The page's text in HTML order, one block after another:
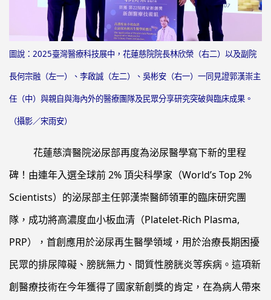
2024.09.01 臺灣嵌合抗原受體 T
細胞(CAR-T)治療認證學分班
2024.07.21 癌症新療法 認識免
疫療法與免疫細胞CAR-T療法
公告衛福部113年5月22日訂定之
醫院施行恩慈治療參考原則
泌體產學合作
圖說：2025臺灣醫療科技展中，花蓮慈院院長林欣榮（右二）以及副院
長何宗融（左一）、李啟誠（左二）、吳彬安（右一）一同見證郭漢崇主
任（中）與親自與海內外的醫療團隊及民眾分享研究突破與臨床成果。
（攝影／宋雨安）
花蓮慈濟醫院泌尿部再度為泌尿醫學寫下新的里程
碑！由連年入選全球前 2% 頂尖科學家（World’s Top 2%
Scientists）的泌尿部主任郭漢崇醫師領軍的臨床研究團
隊，成功將高濃度血小板血清（Platelet-Rich Plasma,
PRP），首創應用於泌尿再生醫學領域，用於治療長期困擾
民眾的排尿障礙、膀胱無力、間質性膀胱炎等疾病。這項新
創醫療技術在今年獲得了國家新創獎的肯定，在為病人帶來